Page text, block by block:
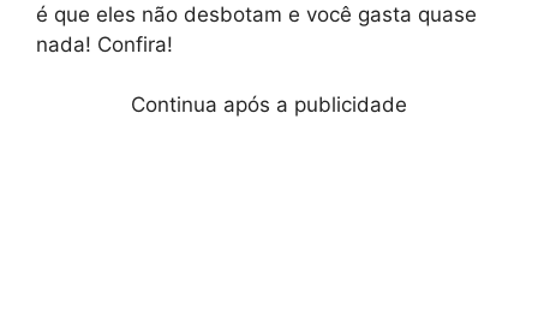
é que eles não desbotam e você gasta quase
nada! Confira!
Continua após a publicidade